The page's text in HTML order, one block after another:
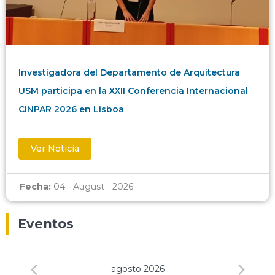
Investigadora del Departamento de Arquitectura
USM participa en la XXII Conferencia Internacional
CINPAR 2026 en Lisboa
Ver Noticia
Fecha: 04 - August - 2026
Eventos
agosto 2026